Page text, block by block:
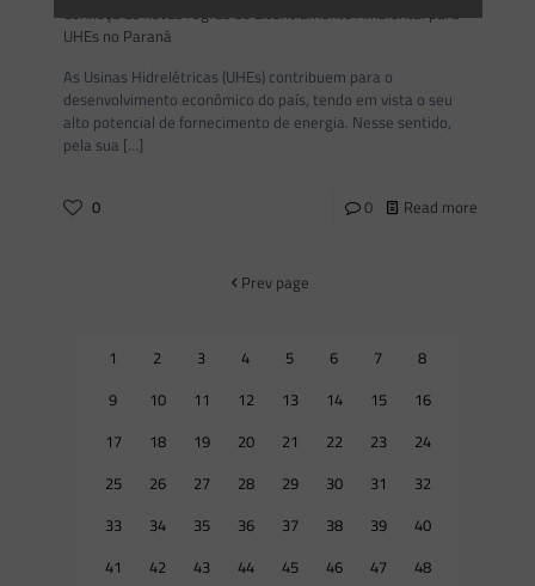
Conheça as novas regras de Licenciamento Ambiental para
UHEs no Paraná
As Usinas Hidrelétricas (UHEs) contribuem para o
desenvolvimento econômico do país, tendo em vista o seu
alto potencial de fornecimento de energia. Nesse sentido,
pela sua […]
0 0 Read more
Prev page
1 2 3 4 5 6 7
8
9
10 11 12 13 14 15
16
17
18 19 20 21 22 23
24
25
26 27 28 29 30 31
32
33
34 35 36 37 38 39
40
41
42 43 44 45 46 47
48